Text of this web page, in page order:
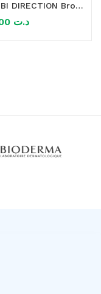
GUM BI DIRECTION Brossette interdentaire 0.7MM
د.ت